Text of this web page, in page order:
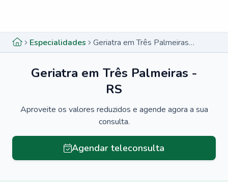
Especialidades Geriatra em Três Palmeiras - RS
Geriatra em Três Palmeiras -
RS
Aproveite os valores reduzidos e agende agora a sua
consulta.
Agendar teleconsulta